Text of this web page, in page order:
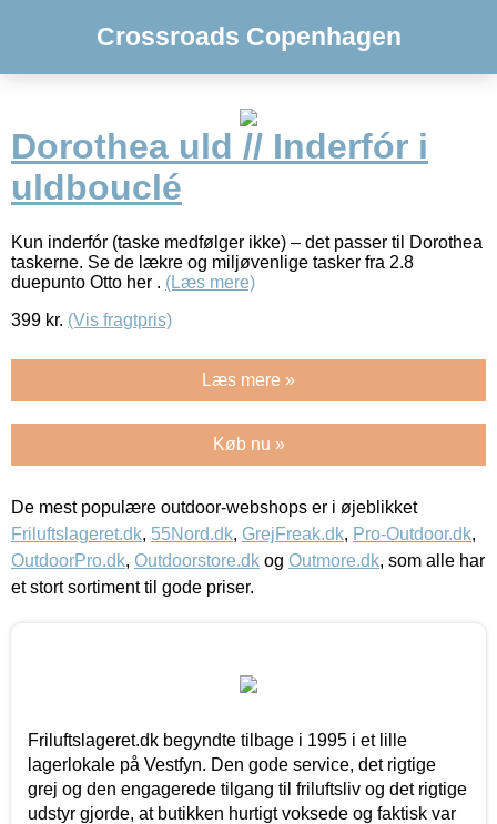
Crossroads Copenhagen
Dorothea uld // Inderfór i
uldbouclé
Kun inderfór (taske medfølger ikke) – det passer til Dorothea
taskerne. Se de lækre og miljøvenlige tasker fra 2.8
duepunto Otto her . (Læs mere)
399 kr. (Vis fragtpris)
Læs mere »
Køb nu »
De mest populære outdoor-webshops er i øjeblikket
Friluftslageret.dk, 55Nord.dk, GrejFreak.dk, Pro-Outdoor.dk,
OutdoorPro.dk, Outdoorstore.dk og Outmore.dk, som alle har
et stort sortiment til gode priser.
Friluftslageret.dk begyndte tilbage i 1995 i et lille
lagerlokale på Vestfyn. Den gode service, det rigtige
grej og den engagerede tilgang til friluftsliv og det rigtige
udstyr gjorde, at butikken hurtigt voksede og faktisk var